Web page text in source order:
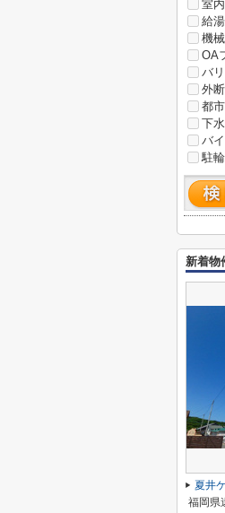
室
給
機
OA
バ
外
都
下
バ
駐
新着物
夏井
福岡県